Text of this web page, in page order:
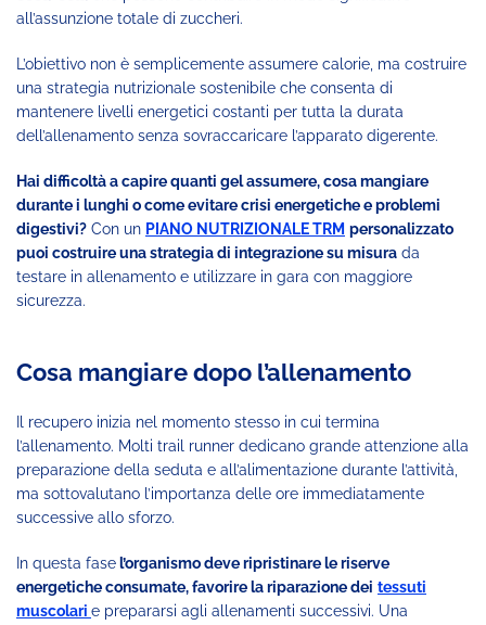
all’assunzione totale di zuccheri.
L’obiettivo non è semplicemente assumere calorie, ma costruire
una strategia nutrizionale sostenibile che consenta di
mantenere livelli energetici costanti per tutta la durata
dell’allenamento senza sovraccaricare l’apparato digerente.
Hai difficoltà a capire quanti gel assumere, cosa mangiare
durante i lunghi o come evitare crisi energetiche e problemi
digestivi? Con un PIANO NUTRIZIONALE TRM personalizzato
puoi costruire una strategia di integrazione su misura da
testare in allenamento e utilizzare in gara con maggiore
sicurezza.
Cosa mangiare dopo l’allenamento
Il recupero inizia nel momento stesso in cui termina
l’allenamento. Molti trail runner dedicano grande attenzione alla
preparazione della seduta e all’alimentazione durante l’attività,
ma sottovalutano l’importanza delle ore immediatamente
successive allo sforzo.
In questa fasel’organismo deve ripristinare le riserve
energetiche consumate, favorire la riparazione dei tessuti
muscolari e prepararsi agli allenamenti successivi. Una